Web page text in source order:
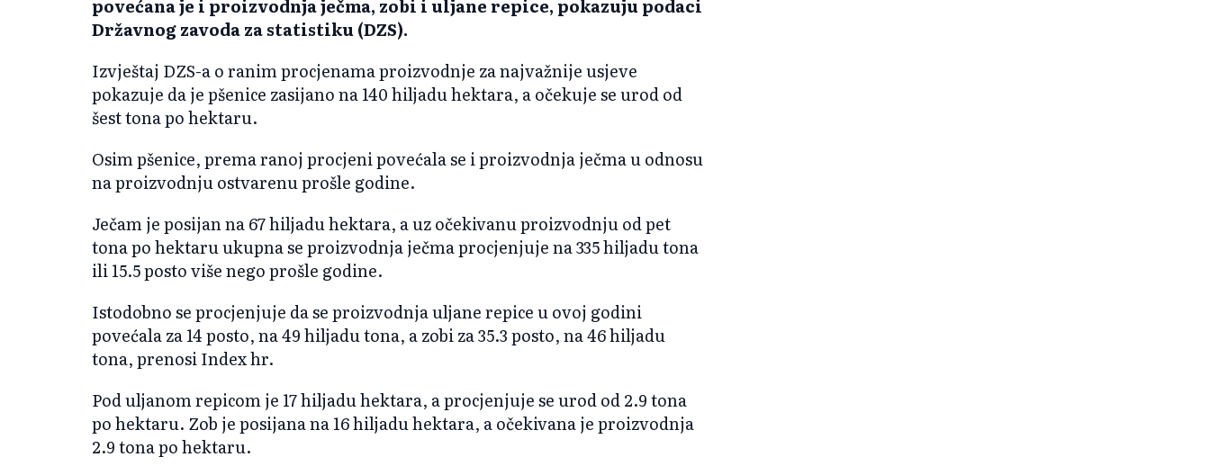
povećana je i proizvodnja ječma, zobi i uljane repice, pokazuju podaci
Državnog zavoda za statistiku (DZS).
Izvještaj DZS-a o ranim procjenama proizvodnje za najvažnije usjeve
pokazuje da je pšenice zasijano na 140 hiljadu hektara, a očekuje se urod od
šest tona po hektaru.
Osim pšenice, prema ranoj procjeni povećala se i proizvodnja ječma u odnosu
na proizvodnju ostvarenu prošle godine.
Ječam je posijan na 67 hiljadu hektara, a uz očekivanu proizvodnju od pet
tona po hektaru ukupna se proizvodnja ječma procjenjuje na 335 hiljadu tona
ili 15.5 posto više nego prošle godine.
Istodobno se procjenjuje da se proizvodnja uljane repice u ovoj godini
povećala za 14 posto, na 49 hiljadu tona, a zobi za 35.3 posto, na 46 hiljadu
tona, prenosi Index hr.
Pod uljanom repicom je 17 hiljadu hektara, a procjenjuje se urod od 2.9 tona
po hektaru. Zob je posijana na 16 hiljadu hektara, a očekivana je proizvodnja
2.9 tona po hektaru.